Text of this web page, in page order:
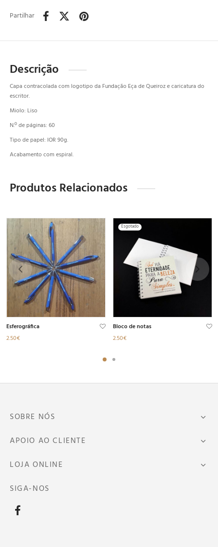
Partilhar
Descrição
Capa contracolada com logotipo da Fundação Eça de Queiroz e caricatura do
escritor.
Miolo: Liso
N.º de páginas: 60
Tipo de papel: IOR 90g.
Acabamento com espiral.
Produtos Relacionados
Esferográfica
2.50€
Esgotado
Bloco de notas
2.50€
SOBRE NÓS
APOIO AO CLIENTE
LOJA ONLINE
SIGA-NOS